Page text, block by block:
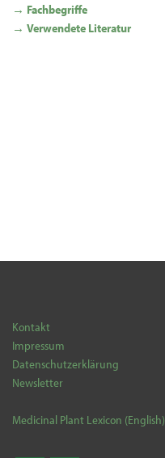
→ Fachbegriffe
→ Verwendete Literatur
Kontakt
Impressum
Datenschutzerklärung
Newsletter
Medicinal Plant Lexicon (English)